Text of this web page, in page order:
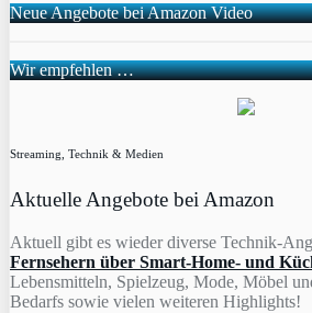
Neue Angebote bei Amazon Video
Wir empfehlen …
Streaming, Technik & Medien
Aktuelle Angebote bei Amazon
Aktuell gibt es wieder diverse Technik-
Fernsehern über Smart-Home- und
Lebensmitteln, Spielzeug, Mode, Möbel
Bedarfs sowie vielen weiteren Highlights!